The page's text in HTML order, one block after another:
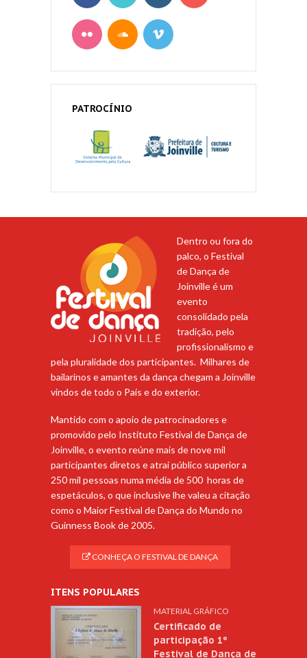
PATROCÍNIO
Dentro ou fora do
palco, o Festival
de Dança de
Joinville é um
evento
consolidado pela
tradição, pelo
profissionalismo e
pela pluralidade dos participantes. Milhares de
bailarinos e amantes da dança chegam a Joinville
vindos de todo o País e do exterior.
Mantido com o apoio de patrocinadores e
promovido pelo Instituto Festival de Dança de
Joinville, o evento reúne mais de nove mil
participantes diretos e atrai público superior a
250 mil pessoas numa média de 500 horas de
espetáculos, o que inclusive lhe valeu a citação
como o Maior Festival de Dança do Mundo no
Guinness Book de 2005.
CONHEÇA O FESTIVAL DE DANÇA
ITENS POPULARES
MATERIAL GRÁFICO
Certificado de
participação 1º
Festival de Dança de